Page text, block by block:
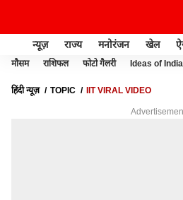
न्यूज़ राज्य मनोरंजन खेल
मौसम राशिफल फोटो गैलरी Ideas of India
हिंदी न्यूज़ TOPIC IIT VIRAL VIDEO